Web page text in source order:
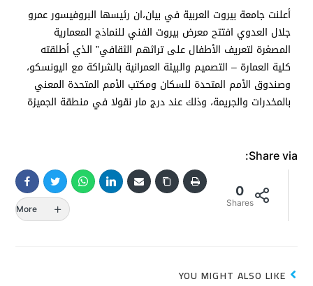
أعلنت جامعة بيروت العربية في بيان،ان رئيسها البروفيسور عمرو
جلال العدوي افتتح معرض بيروت الفني للنماذج المعمارية
المصغرة لتعريف الأطفال على تراثهم الثقافي” الذي أطلقته
كلية العمارة – التصميم والبيئة العمرانية بالشراكة مع اليونسكو،
وصندوق الأمم المتحدة للسكان ومكتب الأمم المتحدة المعني
بالمخدرات والجريمة، وذلك عند درج مار نقولا في منطقة الجميزة
Share via:
0
Shares
More
YOU MIGHT ALSO LIKE